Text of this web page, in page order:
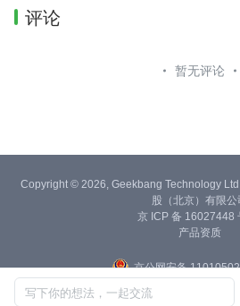
评论
暂无评论
写下你的想法，一起交流
Copyright © 2026, Geekbang Technology
股（北京）有限公
京 ICP 备 16027448
产品资质
京公网安备